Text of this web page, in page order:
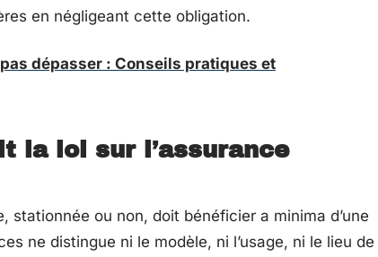
en négligeant cette obligation.
dépasser : Conseils pratiques et
la loi sur l’assurance
stationnée ou non, doit bénéficier a minima d’une
ne distingue ni le modèle, ni l’usage, ni le lieu de